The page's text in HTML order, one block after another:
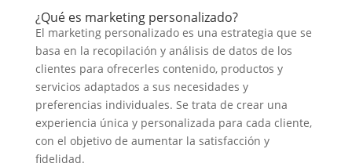
¿Qué es marketing personalizado?
El marketing personalizado es una estrategia que se
basa en la recopilación y análisis de datos de los
clientes para ofrecerles contenido, productos y
servicios adaptados a sus necesidades y
preferencias individuales. Se trata de crear una
experiencia única y personalizada para cada cliente,
con el objetivo de aumentar la satisfacción y
fidelidad.